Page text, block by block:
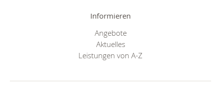
Informieren
Angebote
Aktuelles
Leistungen von A-Z